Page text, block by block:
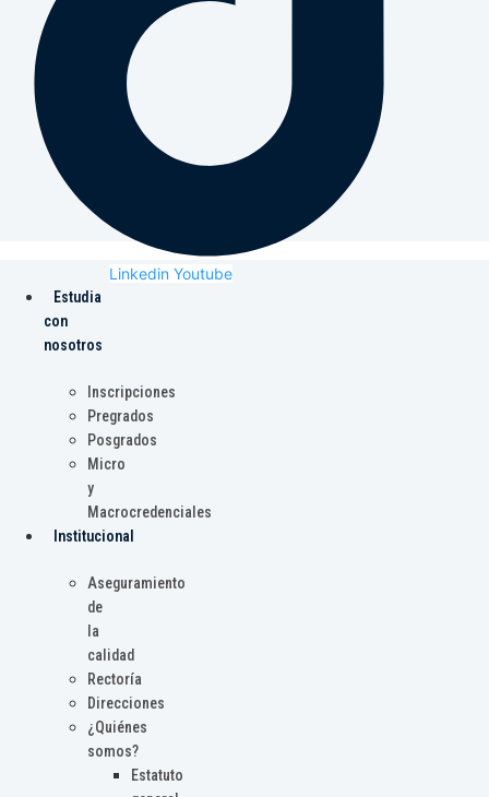
Linkedin Youtube
Estudia
con
nosotros
Inscripciones
Pregrados
Posgrados
Micro
y
Macrocredenciales
Institucional
Aseguramiento
de
la
calidad
Rectoría
Direcciones
¿Quiénes
somos?
Estatuto